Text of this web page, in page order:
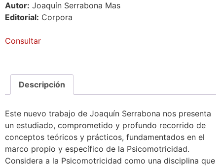
Autor: Joaquín Serrabona Mas
Editorial: Corpora
Consultar
Descripción
Este nuevo trabajo de Joaquín Serrabona nos presenta
un estudiado, comprometido y profundo recorrido de
conceptos teóricos y prácticos, fundamentados en el
marco propio y específico de la Psicomotricidad.
Considera a la Psicomotricidad como una disciplina que